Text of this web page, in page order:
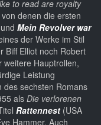
to read are royalty
denen die ersten
Mein Revolver war
der Werke im Stil
Biff Elliot noch Robert
weitere Hauptrollen,
Leistung
des sechsten Romans
als Die verlorenen
Rattennest (USA
Hammer. Auch